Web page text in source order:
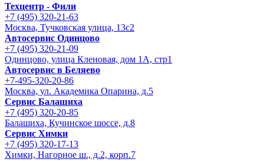
Техцентр - Фили
+7 (495) 320-21-63
Москва, Тучковская улица, 13с2
Автосервис Одинцово
+7 (495) 320-21-09
Одинцово, улица Кленовая, дом 1А, стр1
Автосервис в Беляево
+7-495-320-20-86
Москва, ул. Академика Опарина, д.5
Сервис Балашиха
+7 (495) 320-20-85
Балашиха, Кучинское шоссе, д.8
Сервис Химки
+7 (495) 320-17-13
Химки, Нагорное ш., д.2, корп.7